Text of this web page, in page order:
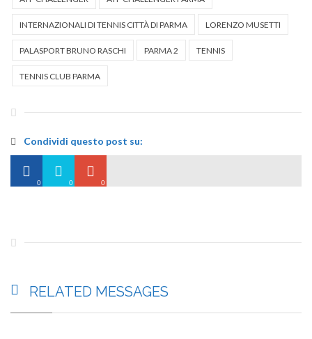
INTERNAZIONALI DI TENNIS CITTÀ DI PARMA LORENZO MUSETTI
PALASPORT BRUNO RASCHI PARMA 2 TENNIS
TENNIS CLUB PARMA
Condividi questo post su:
0 0 0
RELATED MESSAGES